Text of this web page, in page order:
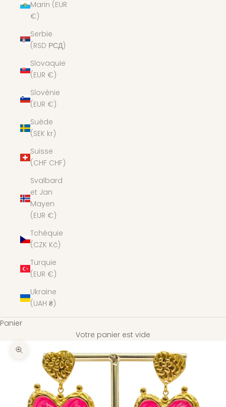
Marin (EUR
€)
Serbie
(RSD РСД)
Slovaquie
(EUR €)
Slovénie
(EUR €)
Suède
(SEK kr)
Suisse
(CHF CHF)
Svalbard
et Jan
Mayen
(EUR €)
Tchéquie
(CZK Kč)
Turquie
(EUR €)
Ukraine
(UAH ₴)
Panier
Votre panier est vide
Zoomer sur l'image